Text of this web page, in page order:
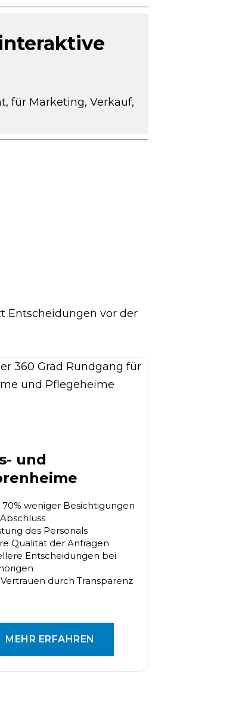
für Marketing, Verkauf,
Entscheidungen vor der
und
70% weniger Besichtigungen
des Personals
Qualität der Anfragen
Entscheidungen bei
durch Transparenz
MEHR ERFAHREN